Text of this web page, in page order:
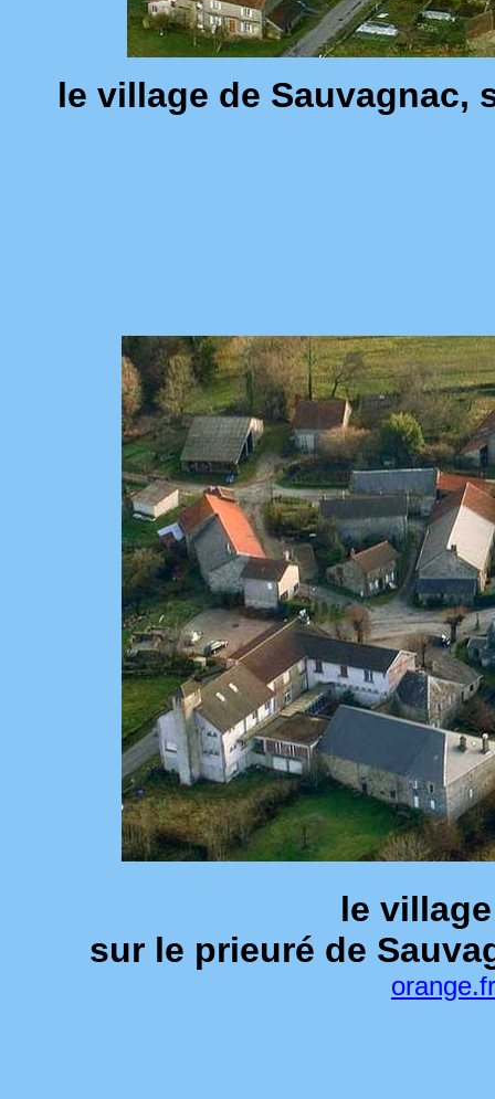
le village de Sauvagnac,
le
sur le prieuré de